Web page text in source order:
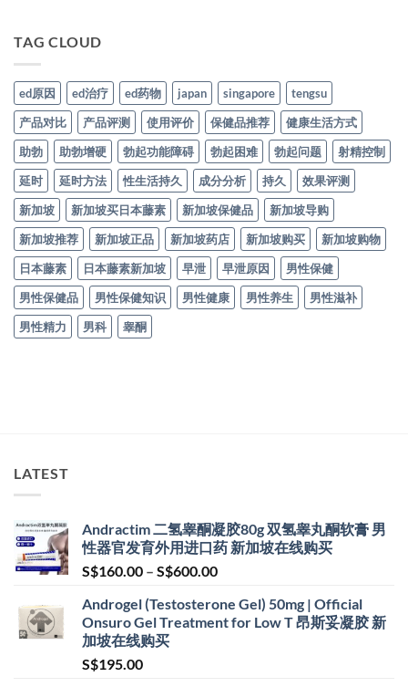
TAG CLOUD
ed原因 ed治疗 ed药物 japan singapore
tengsu
产品对比
产品评测 使用评价 保健品推荐
健康生活方式
助勃
助勃增硬 勃起功能障碍 勃起困难 勃起问题
射精控制
延时
延时方法 性生活持久 成分分析 持久
效果评测
新加坡
新加坡买日本藤素 新加坡保健品
新加坡导购
新加坡推荐
新加坡正品 新加坡药店 新加坡购买
新加坡购物
日本藤素
日本藤素新加坡 早泄 早泄原因
男性保健
男性保健品
男性保健知识 男性健康 男性养生
男性滋补
男性精力
男科 睾酮
LATEST
Andractim 二氢睾酮凝胶80g 双氢睾丸酮软膏 男
性器官发育外用进口药 新加坡在线购买
S$160.00 – S$600.00Price
S$160.00
through
Androgel (Testosterone Gel) 50mg | Official
Onsuro Gel Treatment for Low T 昂斯妥凝胶 新
加坡在线购买
S$195.00